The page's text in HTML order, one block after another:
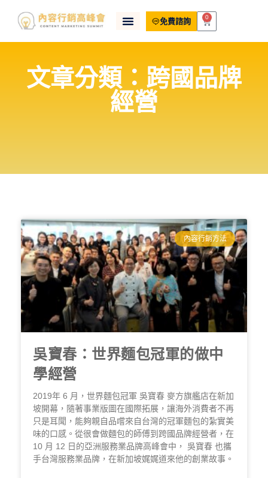
免費諮詢 0
文章分類：跨國品牌
經營
內容行銷方法
吳寶春：世界麵包冠軍的做中
學經營
2019年 6 月，世界麵包冠軍 吳寶春 麥方旗艦店在新加
坡開幕，隨著事業版圖在國際拓展，讓海外消費者不再
只是耳聞，能夠親自品嚐來自台灣的冠軍麵包的紮實美
味的口感。從很會做麵包的師傅到跨國品牌經營者，在
10 月 12 日的亞洲服務業品牌高峰會中， 吳寶春 也攜
手台灣服務業品牌，在新加坡娓娓道來他的創業故事。